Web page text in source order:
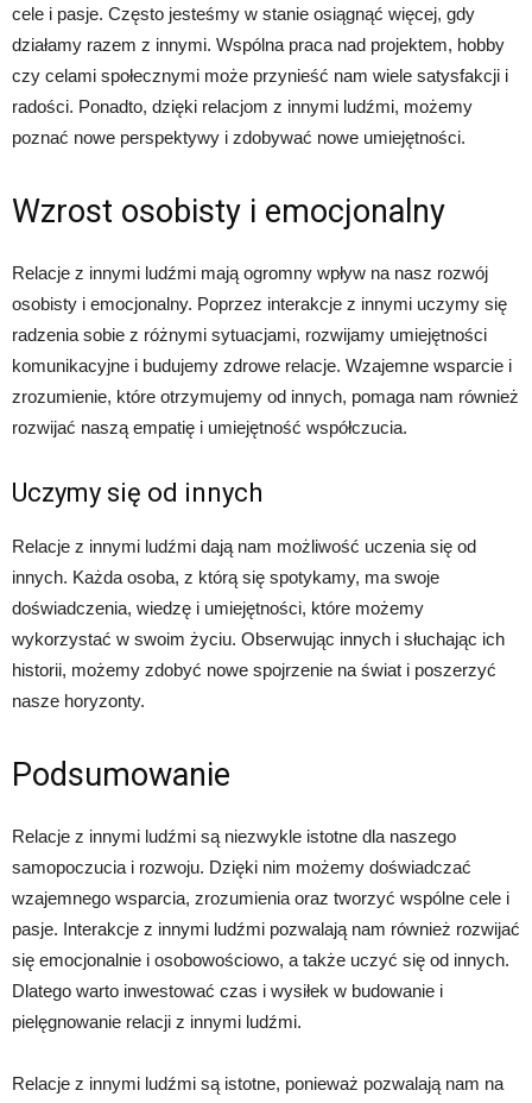
cele i pasje. Często jesteśmy w stanie osiągnąć więcej, gdy
działamy razem z innymi. Wspólna praca nad projektem, hobby
czy celami społecznymi może przynieść nam wiele satysfakcji i
radości. Ponadto, dzięki relacjom z innymi ludźmi, możemy
poznać nowe perspektywy i zdobywać nowe umiejętności.
Wzrost osobisty i emocjonalny
Relacje z innymi ludźmi mają ogromny wpływ na nasz rozwój
osobisty i emocjonalny. Poprzez interakcje z innymi uczymy się
radzenia sobie z różnymi sytuacjami, rozwijamy umiejętności
komunikacyjne i budujemy zdrowe relacje. Wzajemne wsparcie i
zrozumienie, które otrzymujemy od innych, pomaga nam również
rozwijać naszą empatię i umiejętność współczucia.
Uczymy się od innych
Relacje z innymi ludźmi dają nam możliwość uczenia się od
innych. Każda osoba, z którą się spotykamy, ma swoje
doświadczenia, wiedzę i umiejętności, które możemy
wykorzystać w swoim życiu. Obserwując innych i słuchając ich
historii, możemy zdobyć nowe spojrzenie na świat i poszerzyć
nasze horyzonty.
Podsumowanie
Relacje z innymi ludźmi są niezwykle istotne dla naszego
samopoczucia i rozwoju. Dzięki nim możemy doświadczać
wzajemnego wsparcia, zrozumienia oraz tworzyć wspólne cele i
pasje. Interakcje z innymi ludźmi pozwalają nam również rozwijać
się emocjonalnie i osobowościowo, a także uczyć się od innych.
Dlatego warto inwestować czas i wysiłek w budowanie i
pielęgnowanie relacji z innymi ludźmi.
Relacje z innymi ludźmi są istotne, ponieważ pozwalają nam na